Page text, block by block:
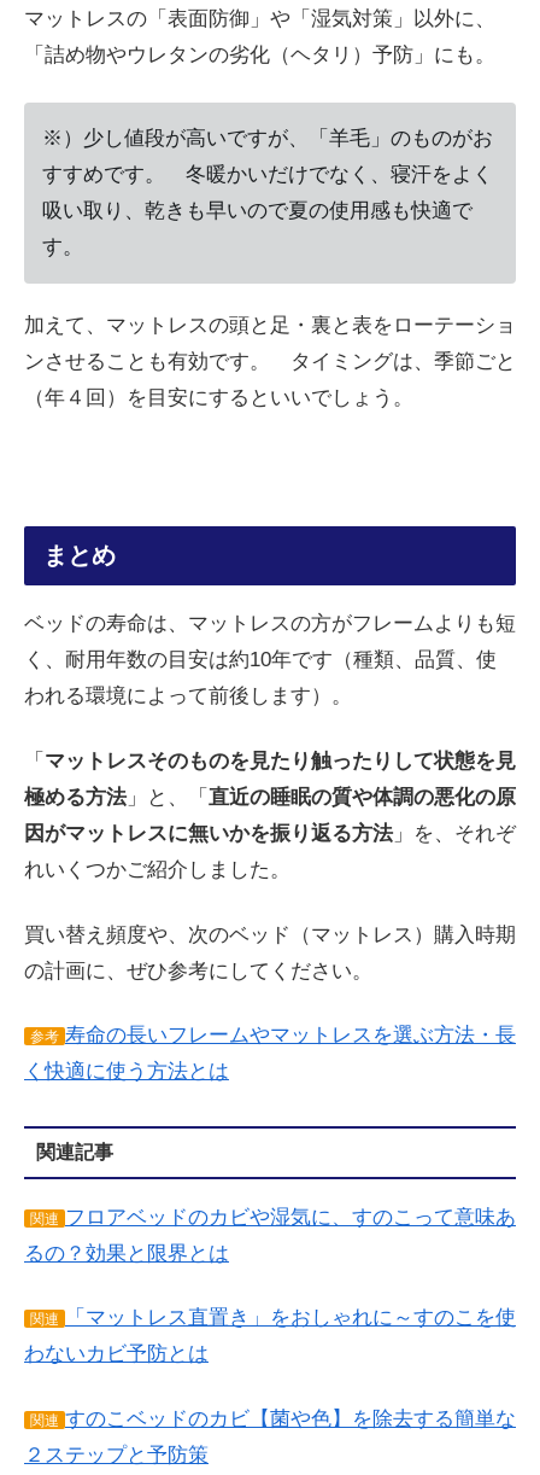
マットレスの「表面防御」や「湿気対策」以外に、
「詰め物やウレタンの劣化（ヘタリ）予防」にも。
※）少し値段が高いですが、「羊毛」のものがお
すすめです。 冬暖かいだけでなく、寝汗をよく
吸い取り、乾きも早いので夏の使用感も快適で
す。
加えて、マットレスの頭と足・裏と表をローテーショ
ンさせることも有効です。 タイミングは、季節ごと
（年４回）を目安にするといいでしょう。
まとめ
ベッドの寿命は、マットレスの方がフレームよりも短
く、耐用年数の目安は約10年です（種類、品質、使
われる環境によって前後します）。
「 マットレスそのものを見たり触ったりして状態を見
極める方法 」と、「 直近の睡眠の質や体調の悪化の原
因がマットレスに無いかを振り返る方法 」を、それぞ
れいくつかご紹介しました。
買い替え頻度や、次のベッド（マットレス）購入時期
の計画に、ぜひ参考にしてください。
参考 寿命の長いフレームやマットレスを選ぶ方法・長
く快適に使う方法とは
関連記事
関連 フロアベッドのカビや湿気に、すのこって意味あ
るの？効果と限界とは
関連
「マットレス直置き」をおしゃれに～すのこを使
わないカビ予防とは
関連 すのこベッドのカビ【菌や色】を除去する簡単な
２ステップと予防策